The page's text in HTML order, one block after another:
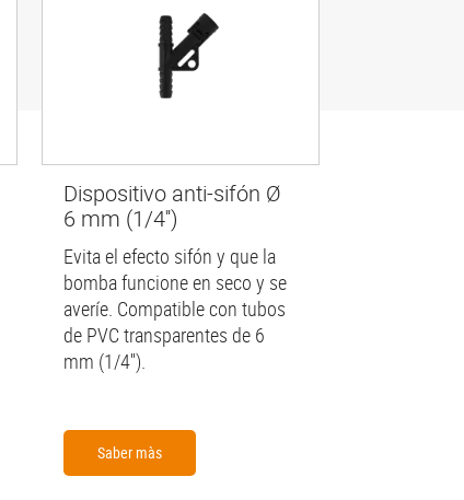
Dispositivo anti-sifón Ø
6 mm (1/4'')
Evita el efecto sifón y que la
bomba funcione en seco y se
averíe. Compatible con tubos
de PVC transparentes de 6
mm (1/4'').
Saber màs